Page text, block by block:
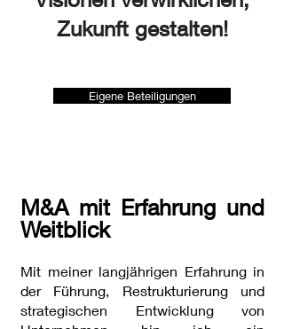
Zukunft gestalten!
Eigene Beteiligungen
M&A mit Erfahrung und
Weitblick
Mit meiner langjährigen Erfahrung in
der Führung, Restrukturierung und
strategischen Entwicklung von